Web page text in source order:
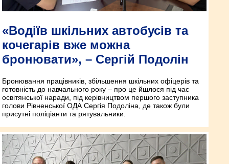
«Водіїв шкільних автобусів та
кочегарів вже можна
бронювати», – Сергій Подолін
Бронювання працівників, збільшення шкільних офіцерів та
готовність до навчального року – про це йшлося під час
освітянської наради, під керівництвом першого заступника
голови Рівненської ОДА Сергія Подоліна, де також були
присутні поліціанти та рятувальники.